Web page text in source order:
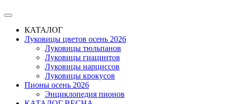
КАТАЛОГ
Луковицы цветов осень 2026
Луковицы тюльпанов
Луковицы гиацинтов
Луковицы нарциссов
Луковицы крокусов
Пионы осень 2026
Энциклопедия пионов